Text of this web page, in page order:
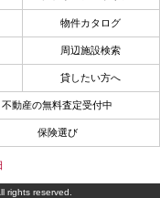
物件カタログ
周辺施設検索
貸したい方へ
不動産の無料査定受付中
保険選び
rights reserved.